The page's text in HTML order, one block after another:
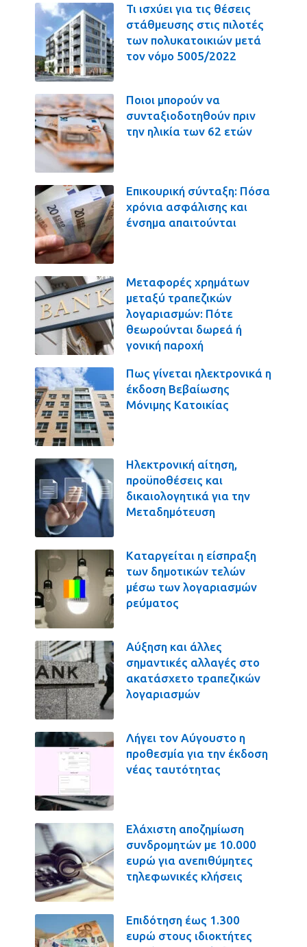
Τι ισχύει για τις θέσεις
στάθμευσης στις πιλοτές
των πολυκατοικιών μετά
τον νόμο 5005/2022
Ποιοι μπορούν να
συνταξιοδοτηθούν πριν
την ηλικία των 62 ετών
Επικουρική σύνταξη: Πόσα
χρόνια ασφάλισης και
ένσημα απαιτούνται
Μεταφορές χρημάτων
μεταξύ τραπεζικών
λογαριασμών: Πότε
θεωρούνται δωρεά ή
γονική παροχή
Πως γίνεται ηλεκτρονικά η
έκδοση Βεβαίωσης
Μόνιμης Κατοικίας
Ηλεκτρονική αίτηση,
προϋποθέσεις και
δικαιολογητικά για την
Μεταδημότευση
Καταργείται η είσπραξη
των δημοτικών τελών
μέσω των λογαριασμών
ρεύματος
Αύξηση και άλλες
σημαντικές αλλαγές στο
ακατάσχετο τραπεζικών
λογαριασμών
Λήγει τον Αύγουστο η
προθεσμία για την έκδοση
νέας ταυτότητας
Ελάχιστη αποζημίωση
συνδρομητών με 10.000
ευρώ για ανεπιθύμητες
τηλεφωνικές κλήσεις
Επιδότηση έως 1.300
ευρώ στους ιδιοκτήτες